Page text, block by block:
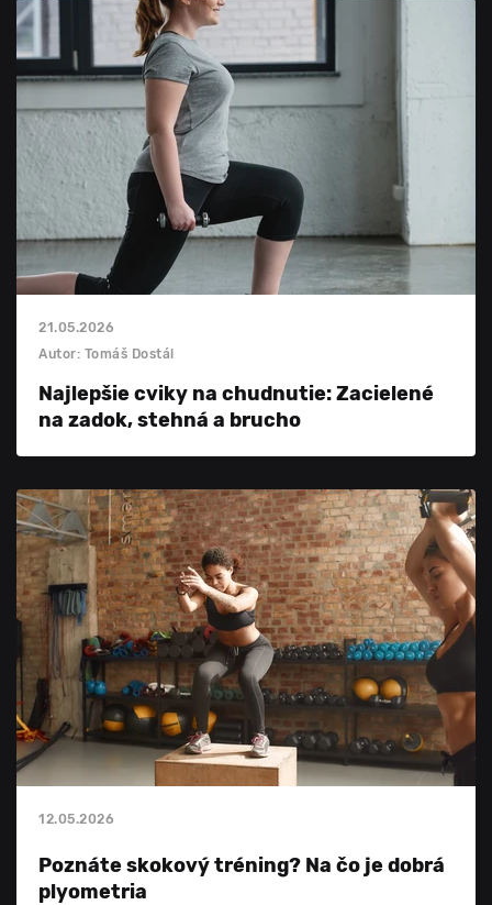
21.05.2026
Autor: Tomáš Dostál
Najlepšie cviky na chudnutie: Zacielené
na zadok, stehná a brucho
12.05.2026
Poznáte skokový tréning? Na čo je dobrá
plyometria